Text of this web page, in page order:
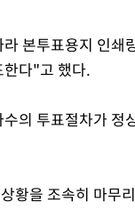
본투표용지 인쇄
다"고 했다.
의 투표절차가 정
황을 조속히 마무